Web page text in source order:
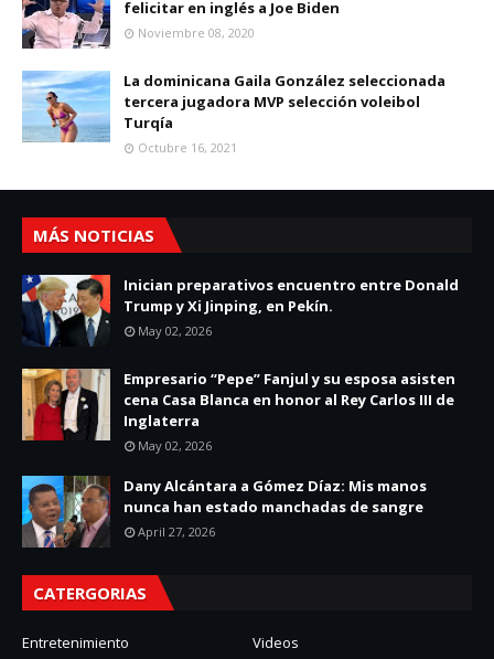
felicitar en inglés a Joe Biden
Noviembre 08, 2020
La dominicana Gaila González seleccionada
tercera jugadora MVP selección voleibol
Turqía
Octubre 16, 2021
MÁS NOTICIAS
Inician preparativos encuentro entre Donald
Trump y Xi Jinping, en Pekín.
May 02, 2026
Empresario “Pepe” Fanjul y su esposa asisten
cena Casa Blanca en honor al Rey Carlos III de
Inglaterra
May 02, 2026
Dany Alcántara a Gómez Díaz: Mis manos
nunca han estado manchadas de sangre
April 27, 2026
CATERGORIAS
Entretenimiento
Videos